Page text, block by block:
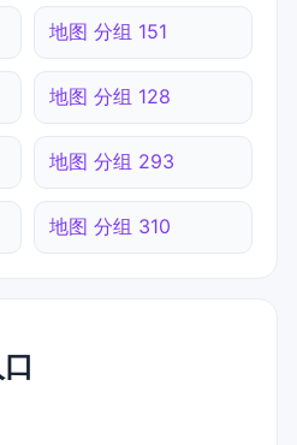
地图 分组 151
地图 分组 128
地图 分组 293
地图 分组 310